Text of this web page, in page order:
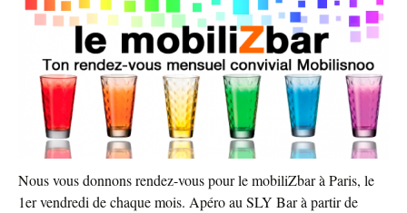
Nous vous donnons rendez-vous pour le mobiliZbar à Paris, le
1er vendredi de chaque mois. Apéro au SLY Bar à partir de